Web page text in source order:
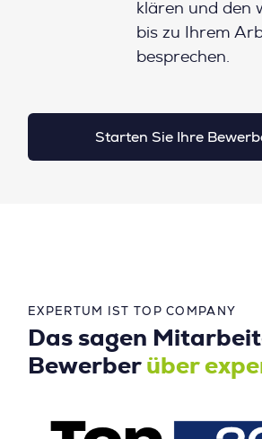
klären und den
bis zu Ihrem
besprechen.
Starten Sie Ihre
EXPERTUM IST TOP COMPANY
Das sagen
Bewerber über